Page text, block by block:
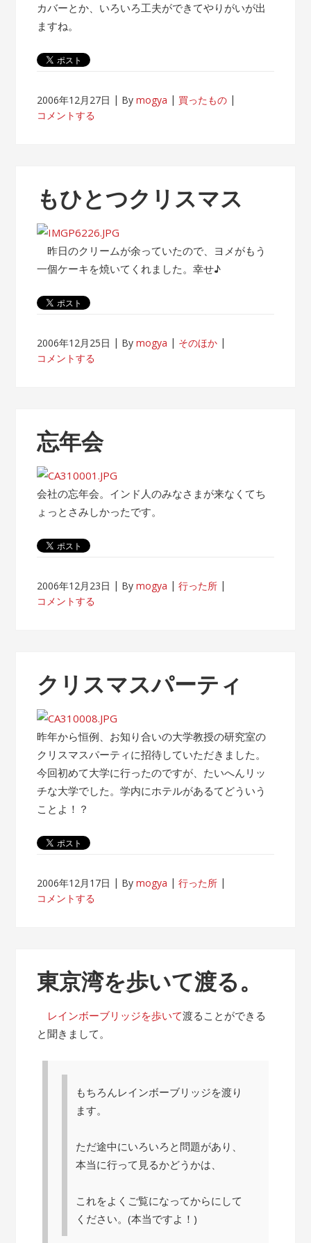
カバーとか、いろいろ工夫ができてやりがいが出
ますね。
2006年12月27日 Bymogya
買ったもの
コメントする
もひとつクリスマス
昨日のクリームが余っていたので、ヨメがもう
一個ケーキを焼いてくれました。幸せ♪
2006年12月25日 Bymogya
そのほか
コメントする
忘年会
会社の忘年会。インド人のみなさまが来なくてち
ょっとさみしかったです。
2006年12月23日 Bymogya
行った所
コメントする
クリスマスパーティ
昨年から恒例、お知り合いの大学教授の研究室の
クリスマスパーティに招待していただきました。
今回初めて大学に行ったのですが、たいへんリッ
チな大学でした。学内にホテルがあるてどういう
ことよ！？
2006年12月17日 Bymogya
行った所
コメントする
東京湾を歩いて渡る。
レインボーブリッジを歩いて渡ることができる
と聞きまして。
もちろんレインボーブリッジを渡り
ます。
ただ途中にいろいろと問題があり、
本当に行って見るかどうかは、
これをよくご覧になってからにして
ください。(本当ですよ！)